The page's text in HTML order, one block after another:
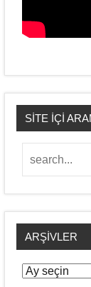
SİTE İÇİ
ARŞIVLER
Arşivler